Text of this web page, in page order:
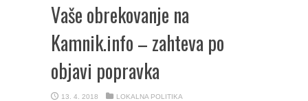
Vaše obrekovanje na
Kamnik.info – zahteva po
objavi popravka
13. 4. 2018 LOKALNA POLITIKA